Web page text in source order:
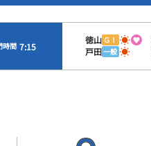
時間 7:15
徳山 ＧⅠ
戸田一般